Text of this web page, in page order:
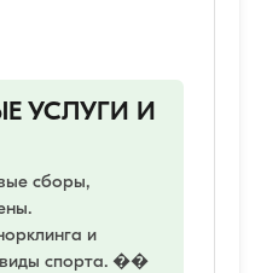
УСЛУГИ И
сборы,
и
спорта. ��